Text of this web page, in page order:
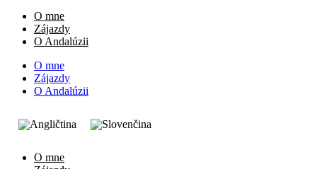
O mne
Zájazdy
O Andalúzii
O mne
Zájazdy
O Andalúzii
O mne